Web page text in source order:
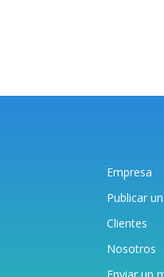
Empresa
Publicar
Clientes
Nosotros